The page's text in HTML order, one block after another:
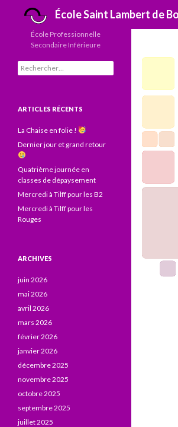
École Saint Lambert de
Recherche
École Professionnelle
Secondaire Inférieure
Rechercher :
ARTICLES RÉCENTS
La Chaise en folie !
Dernier jour et grand retour
Quatrième journée en
classes de dépaysement
Mercredi à Tilff pour les B2
Mercredi à Tilff pour les
Rouges
ARCHIVES
juin 2026
mai 2026
avril 2026
mars 2026
février 2026
janvier 2026
décembre 2025
novembre 2025
octobre 2025
septembre 2025
juillet 2025